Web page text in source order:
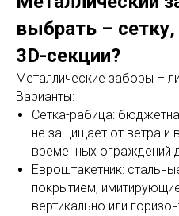
выбрать –
3D-секции?
Металлические заборы –
Варианты:
Сетка-рабица:
не защищает от ветра и
временных ограждений
Евроштакетник:
покрытием,
вертикально или